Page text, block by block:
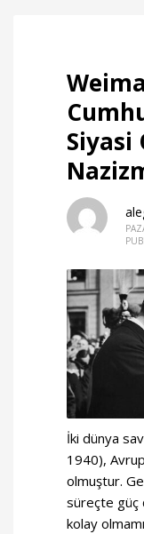
Siyasi
İki dünya
1940),
olmuştur.
süreçte güç
kolay